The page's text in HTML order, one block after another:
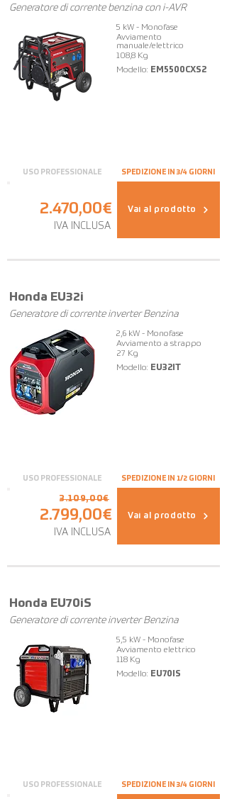
Generatore di corrente benzina con i-AVR
5 kW - Monofase
Avviamento
manuale/elettrico
108,8 Kg
Modello: EM5500CXS2
USO PROFESSIONALE SPEDIZIONE IN 3/4 GIORNI
2.470,00€
IVA INCLUSA
Vai al prodotto
Honda EU32i
Generatore di corrente inverter Benzina
2,6 kW - Monofase
Avviamento a strappo
27 Kg
Modello: EU32IT
USO PROFESSIONALE SPEDIZIONE IN 1/2 GIORNI
3.109,00€
2.799,00€
IVA INCLUSA
Vai al prodotto
Honda EU70iS
Generatore di corrente inverter Benzina
5,5 kW - Monofase
Avviamento elettrico
118 Kg
Modello: EU70IS
USO PROFESSIONALE SPEDIZIONE IN 3/4 GIORNI